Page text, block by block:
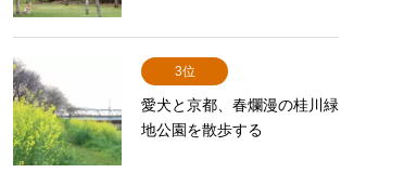
3位
愛犬と京都、春爛漫の桂川緑
地公園を散歩する